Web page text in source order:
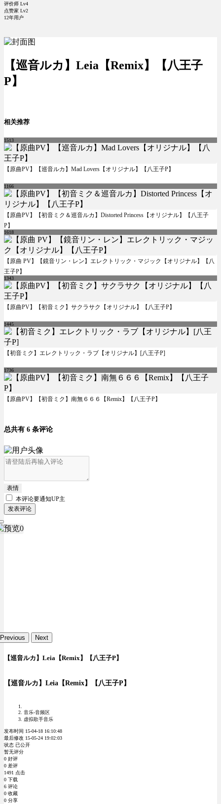
评价师 Lv4
点赞家 Lv2
12年用户
【巡音ルカ】Leia【Remix】【八王子
P】
相关推荐
1513
【原曲PV】【巡音ルカ】Mad Lovers【オリジナル】【八王子P】
1166
【原曲PV】【初音ミク＆巡音ルカ】Distorted Princess【オリジナル】【八王子
P】
1618
【原曲 PV】【鏡音リン・レン】エレクトリック・マジック【オリジナル】【八
王子P】
1343
【原曲PV】【初音ミク】サクラサク【オリジナル】【八王子P】
1445
【初音ミク】エレクトリック・ラブ【オリジナル】[八王子P]
1736
【原曲PV】【初音ミク】南無６６６【Remix】【八王子P】
总共有 6 条评论
表情
本评论要通知UP主
发表评论
Previous Next
【巡音ルカ】Leia【Remix】【八王子P】
【巡音ルカ】Leia【Remix】【八王子P】
音乐-音频区
虚拟歌手音乐
发布时间 15-04-18 16:10:48
最后修改 15-05-24 19:02:03
状态 已公开
暂无评分
0 好评
0 差评
1491 点击
0 下载
6 评论
0 收藏
0 分享